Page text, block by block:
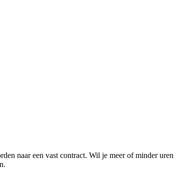
naar een vast contract. Wil je meer of minder uren